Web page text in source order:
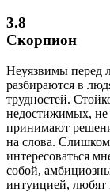
3.8
Скорпион
Неуязвимы перед
разбираются в
трудностей.
недостижимых, не
принимают
на слова.
интересоваться
собой,
интуицией, любят